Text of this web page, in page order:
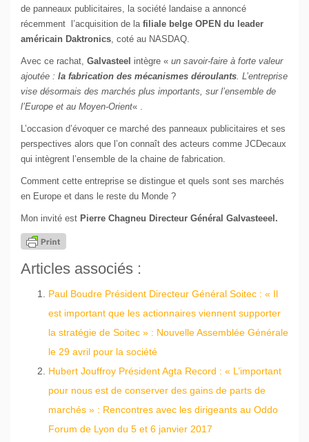
de panneaux publicitaires, la société landaise a annoncé
récemment l’acquisition de la filiale belge OPEN du leader
américain Daktronics, coté au NASDAQ.
Avec ce rachat, Galvasteel intègre « un savoir-faire à forte valeur
ajoutée : la fabrication des mécanismes déroulants. L’entreprise
vise désormais des marchés plus importants, sur l’ensemble de
l’Europe et au Moyen-Orient« .
L’occasion d’évoquer ce marché des panneaux publicitaires et ses
perspectives alors que l’on connaît des acteurs comme JCDecaux
qui intègrent l’ensemble de la chaine de fabrication.
Comment cette entreprise se distingue et quels sont ses marchés
en Europe et dans le reste du Monde ?
Mon invité est Pierre Chagneu Directeur Général Galvasteeel.
Articles associés :
Paul Boudre Président Directeur Général Soitec : « Il
est important que les actionnaires viennent supporter
la stratégie de Soitec » : Nouvelle Assemblée Générale
le 29 avril pour la société
Hubert Jouffroy Président Agta Record : « L’important
pour nous est de conserver des gains de parts de
marchés » : Rencontres avec les dirigeants au Oddo
Forum de Lyon du 5 et 6 janvier 2017